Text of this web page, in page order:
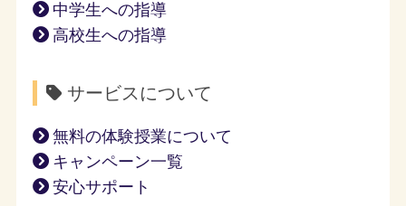
中学生への指導
高校生への指導
サービスについて
無料の体験授業について
キャンペーン一覧
安心サポート